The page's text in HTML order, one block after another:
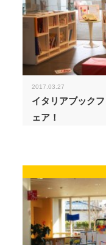
2017.03.27
イタリアブック
ェア！